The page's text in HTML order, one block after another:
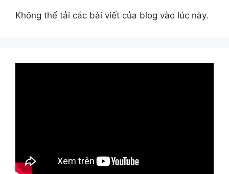
Không thể tải các bài viết của blog vào lúc này.